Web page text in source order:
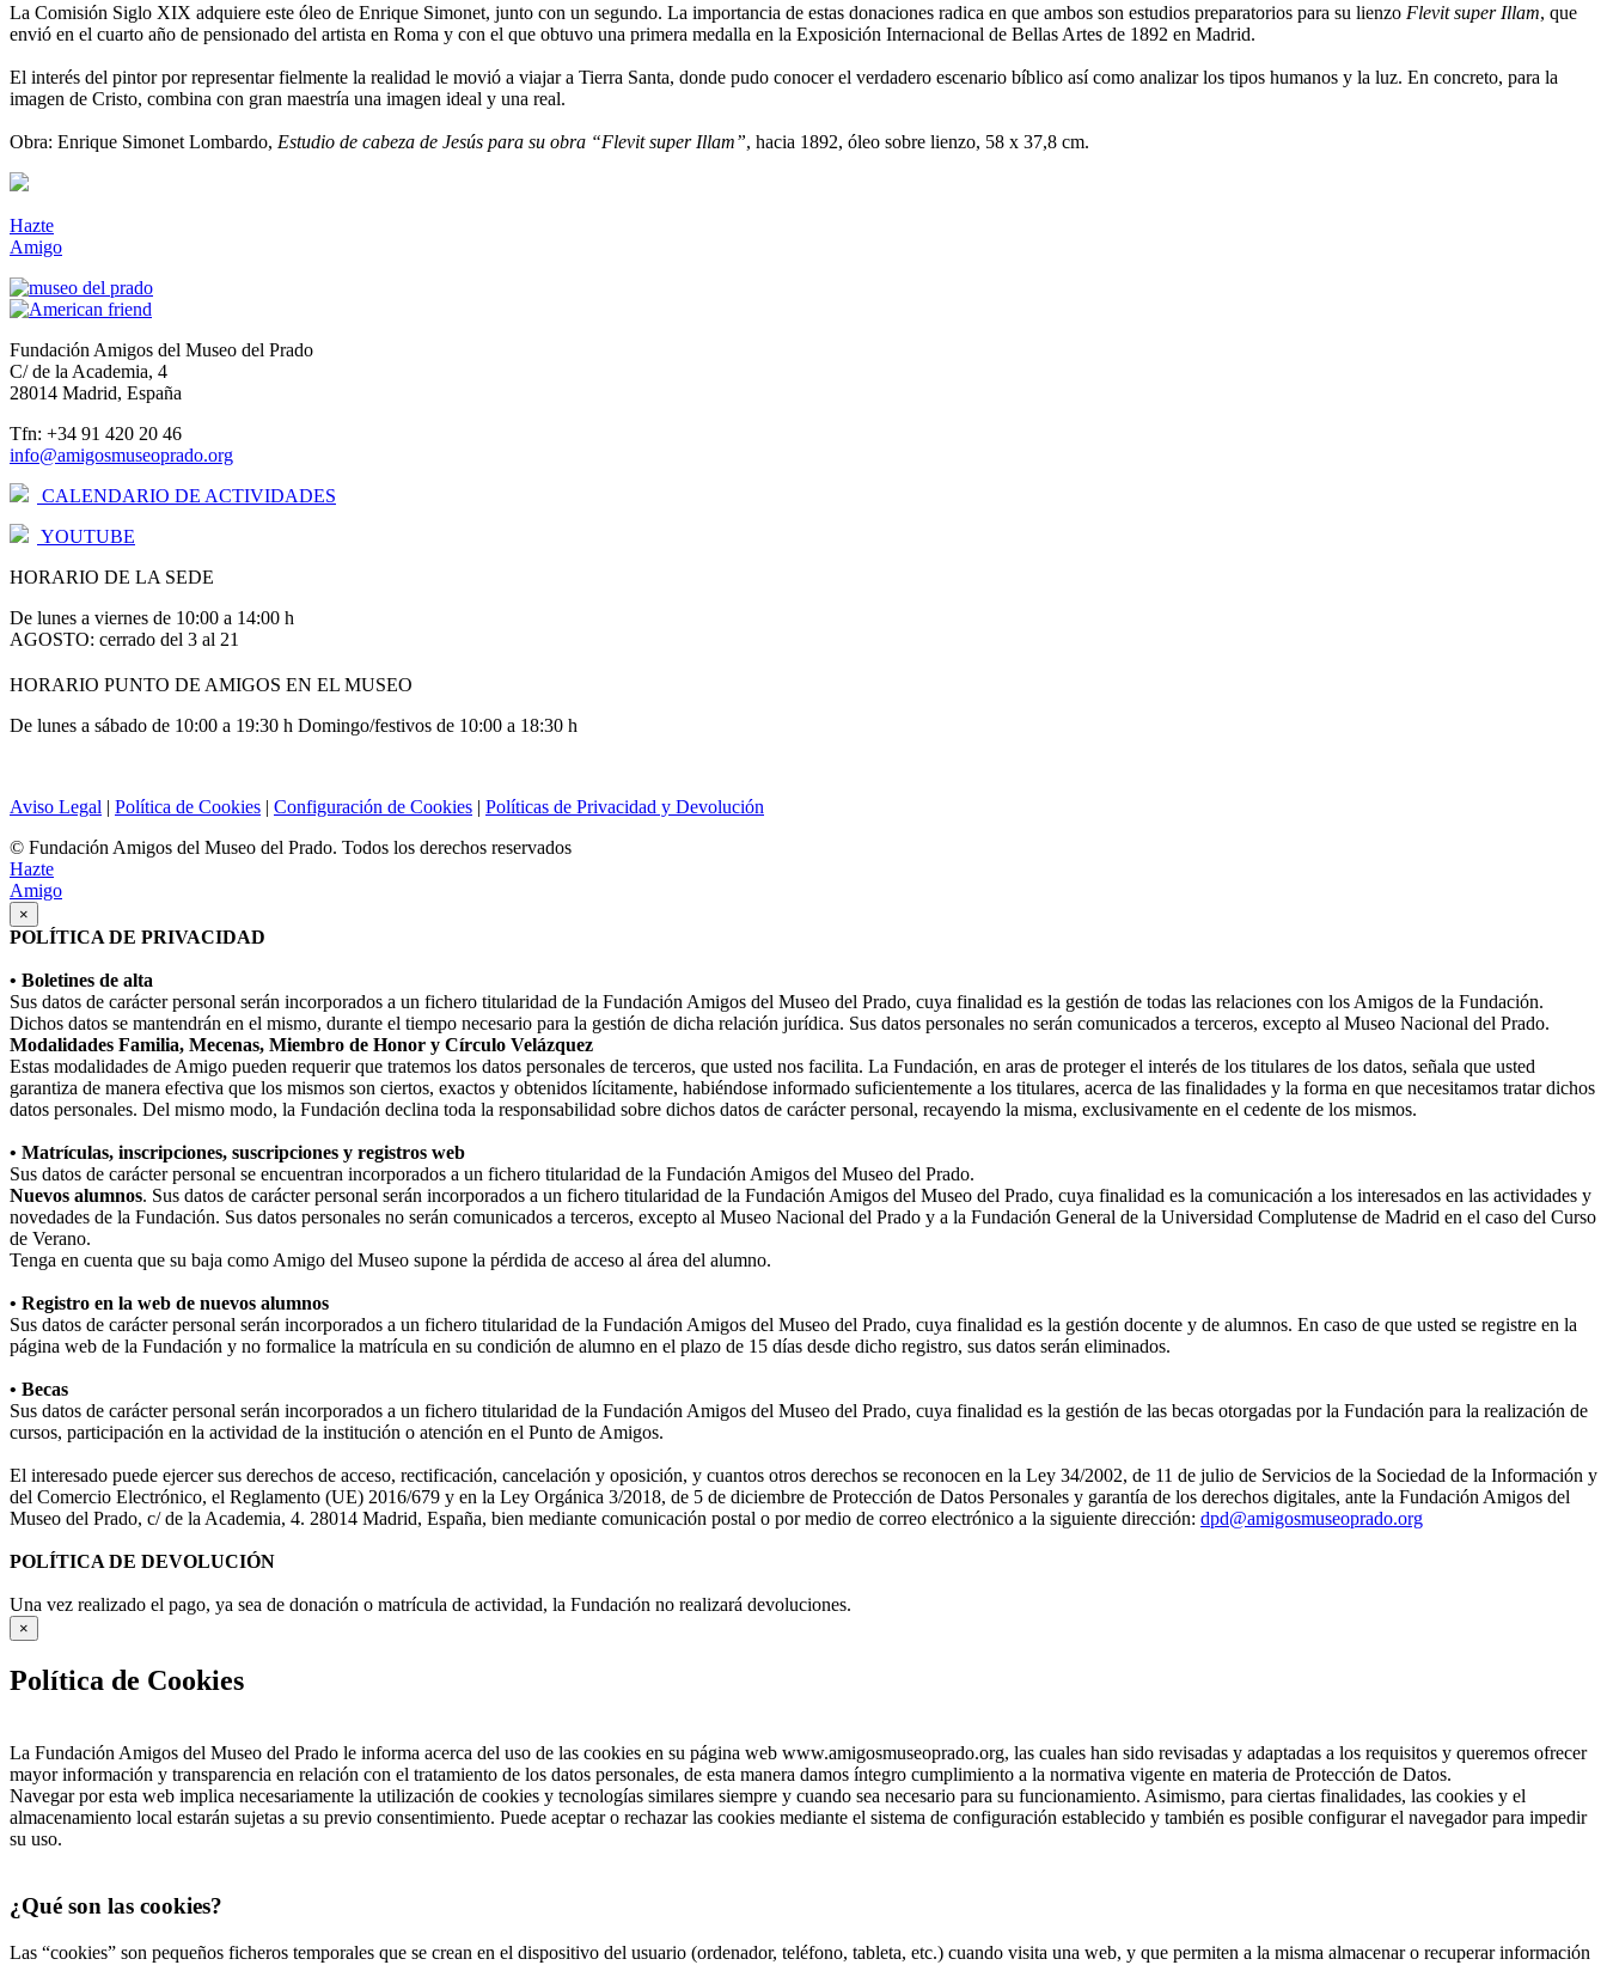
La Comisión Siglo XIX adquiere este óleo de Enrique Simonet, junto con un segundo. La importancia de estas donaciones radica en que ambos son estudios preparatorios para su lienzo Flevit super Illam, que
envió en el cuarto año de pensionado del artista en Roma y con el que obtuvo una primera medalla en la Exposición Internacional de Bellas Artes de 1892 en Madrid.
El interés del pintor por representar fielmente la realidad le movió a viajar a Tierra Santa, donde pudo conocer el verdadero escenario bíblico así como analizar los tipos humanos y la luz. En concreto, para la
imagen de Cristo, combina con gran maestría una imagen ideal y una real.
Obra: Enrique Simonet Lombardo, Estudio de cabeza de Jesús para su obra “Flevit super Illam”, hacia 1892, óleo sobre lienzo, 58 x 37,8 cm.
Hazte
Amigo
Fundación Amigos del Museo del Prado
C/ de la Academia, 4
28014 Madrid, España
Tfn: +34 91 420 20 46
info@amigosmuseoprado.org
CALENDARIO DE ACTIVIDADES
YOUTUBE
HORARIO DE LA SEDE
De lunes a viernes de 10:00 a 14:00 h
AGOSTO: cerrado del 3 al 21
HORARIO PUNTO DE AMIGOS EN EL MUSEO
De lunes a sábado de 10:00 a 19:30 h Domingo/festivos de 10:00 a 18:30 h
Aviso Legal | Política de Cookies | Configuración de Cookies | Políticas de Privacidad y Devolución
© Fundación Amigos del Museo del Prado. Todos los derechos reservados
Hazte
Amigo
×
POLÍTICA DE PRIVACIDAD
• Boletines de alta
Sus datos de carácter personal serán incorporados a un fichero titularidad de la Fundación Amigos del Museo del Prado, cuya finalidad es la gestión de todas las relaciones con los Amigos de la Fundación.
Dichos datos se mantendrán en el mismo, durante el tiempo necesario para la gestión de dicha relación jurídica. Sus datos personales no serán comunicados a terceros, excepto al Museo Nacional del Prado.
Modalidades Familia, Mecenas, Miembro de Honor y Círculo Velázquez
Estas modalidades de Amigo pueden requerir que tratemos los datos personales de terceros, que usted nos facilita. La Fundación, en aras de proteger el interés de los titulares de los datos, señala que usted
garantiza de manera efectiva que los mismos son ciertos, exactos y obtenidos lícitamente, habiéndose informado suficientemente a los titulares, acerca de las finalidades y la forma en que necesitamos tratar dichos
datos personales. Del mismo modo, la Fundación declina toda la responsabilidad sobre dichos datos de carácter personal, recayendo la misma, exclusivamente en el cedente de los mismos.
• Matrículas, inscripciones, suscripciones y registros web
Sus datos de carácter personal se encuentran incorporados a un fichero titularidad de la Fundación Amigos del Museo del Prado.
Nuevos alumnos. Sus datos de carácter personal serán incorporados a un fichero titularidad de la Fundación Amigos del Museo del Prado, cuya finalidad es la comunicación a los interesados en las actividades y
novedades de la Fundación. Sus datos personales no serán comunicados a terceros, excepto al Museo Nacional del Prado y a la Fundación General de la Universidad Complutense de Madrid en el caso del Curso
de Verano.
Tenga en cuenta que su baja como Amigo del Museo supone la pérdida de acceso al área del alumno.
• Registro en la web de nuevos alumnos
Sus datos de carácter personal serán incorporados a un fichero titularidad de la Fundación Amigos del Museo del Prado, cuya finalidad es la gestión docente y de alumnos. En caso de que usted se registre en la
página web de la Fundación y no formalice la matrícula en su condición de alumno en el plazo de 15 días desde dicho registro, sus datos serán eliminados.
• Becas
Sus datos de carácter personal serán incorporados a un fichero titularidad de la Fundación Amigos del Museo del Prado, cuya finalidad es la gestión de las becas otorgadas por la Fundación para la realización de
cursos, participación en la actividad de la institución o atención en el Punto de Amigos.
El interesado puede ejercer sus derechos de acceso, rectificación, cancelación y oposición, y cuantos otros derechos se reconocen en la Ley 34/2002, de 11 de julio de Servicios de la Sociedad de la Información y
del Comercio Electrónico, el Reglamento (UE) 2016/679 y en la Ley Orgánica 3/2018, de 5 de diciembre de Protección de Datos Personales y garantía de los derechos digitales, ante la Fundación Amigos del
Museo del Prado, c/ de la Academia, 4. 28014 Madrid, España, bien mediante comunicación postal o por medio de correo electrónico a la siguiente dirección: dpd@amigosmuseoprado.org
POLÍTICA DE DEVOLUCIÓN
Una vez realizado el pago, ya sea de donación o matrícula de actividad, la Fundación no realizará devoluciones.
×
Política de Cookies
La Fundación Amigos del Museo del Prado le informa acerca del uso de las cookies en su página web www.amigosmuseoprado.org, las cuales han sido revisadas y adaptadas a los requisitos y queremos ofrecer
mayor información y transparencia en relación con el tratamiento de los datos personales, de esta manera damos íntegro cumplimiento a la normativa vigente en materia de Protección de Datos.
Navegar por esta web implica necesariamente la utilización de cookies y tecnologías similares siempre y cuando sea necesario para su funcionamiento. Asimismo, para ciertas finalidades, las cookies y el
almacenamiento local estarán sujetas a su previo consentimiento. Puede aceptar o rechazar las cookies mediante el sistema de configuración establecido y también es posible configurar el navegador para impedir
su uso.
¿Qué son las cookies?
Las “cookies” son pequeños ficheros temporales que se crean en el dispositivo del usuario (ordenador, teléfono, tableta, etc.) cuando visita una web, y que permiten a la misma almacenar o recuperar información